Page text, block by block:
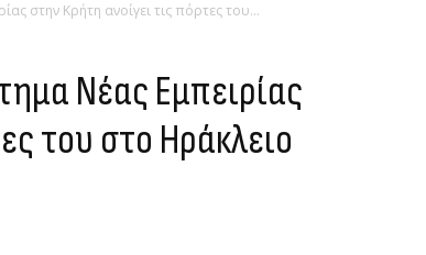
στην Κρήτη ανοίγει τις πόρτες του...
Νέας Εμπειρίας
του στο Ηράκλειο